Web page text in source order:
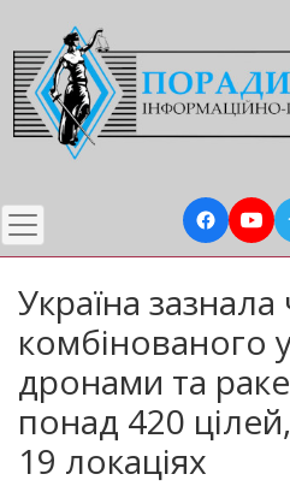
до
основного
вмісту
Україна
комбінованого
дронами та
понад 420
19 локаціях